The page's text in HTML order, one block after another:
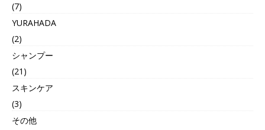
(7)
YURAHADA
(2)
シャンプー
(21)
スキンケア
(3)
その他